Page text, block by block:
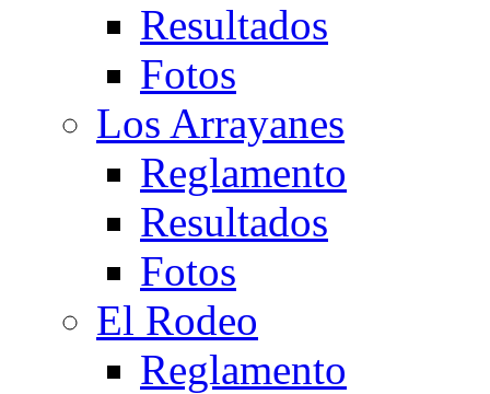
Resultados
Fotos
Los Arrayanes
Reglamento
Resultados
Fotos
El Rodeo
Reglamento